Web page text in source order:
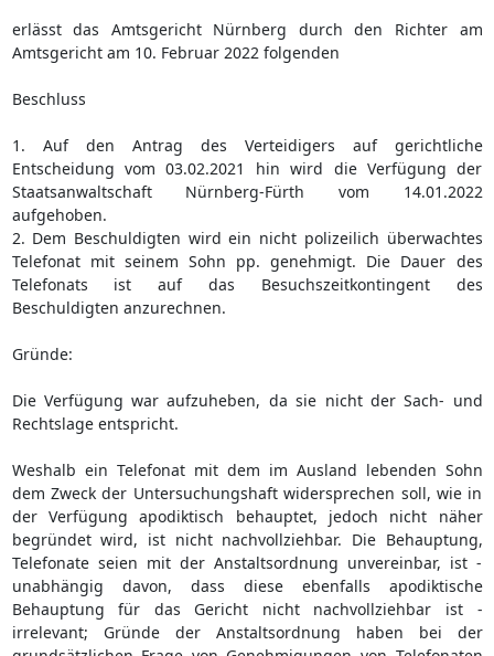
erlässt das Amtsgericht Nürnberg durch den Richter am
Amtsgericht am 10. Februar 2022 folgenden
Beschluss
1. Auf den Antrag des Verteidigers auf gerichtliche
Entscheidung vom 03.02.2021 hin wird die Verfügung der
Staatsanwaltschaft Nürnberg-Fürth vom 14.01.2022
aufgehoben.
2. Dem Beschuldigten wird ein nicht polizeilich überwachtes
Telefonat mit seinem Sohn pp. genehmigt. Die Dauer des
Telefonats ist auf das Besuchszeitkontingent des
Beschuldigten anzurechnen.
Gründe:
Die Verfügung war aufzuheben, da sie nicht der Sach- und
Rechtslage entspricht.
Weshalb ein Telefonat mit dem im Ausland lebenden Sohn
dem Zweck der Untersuchungshaft widersprechen soll, wie in
der Verfügung apodiktisch behauptet, jedoch nicht näher
begründet wird, ist nicht nachvollziehbar. Die Behauptung,
Telefonate seien mit der Anstaltsordnung unvereinbar, ist -
unabhängig davon, dass diese ebenfalls apodiktische
Behauptung für das Gericht nicht nachvollziehbar ist -
irrelevant; Gründe der Anstaltsordnung haben bei der